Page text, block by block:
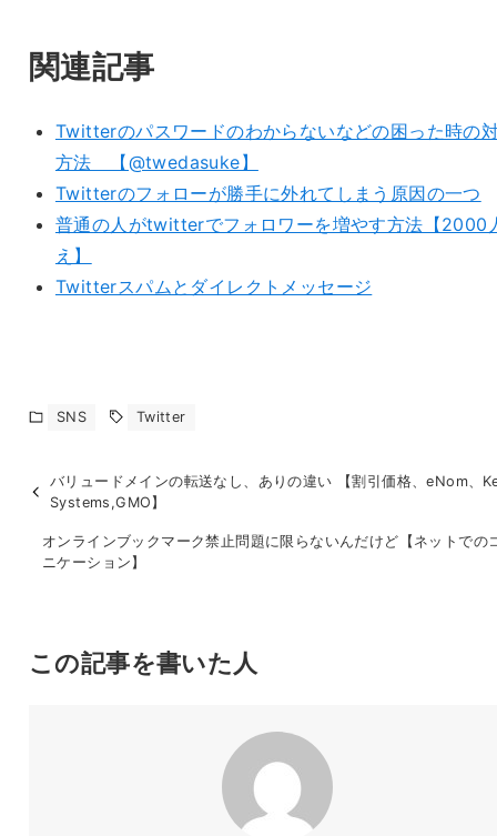
関連記事
Twitterのパスワードのわからないなどの困った時の
方法 【@twedasuke】
Twitterのフォローが勝手に外れてしまう原因の一つ
普通の人がtwitterでフォロワーを増やす方法【2000
え】
Twitterスパムとダイレクトメッセージ
SNS Twitter
バリュードメインの転送なし、ありの違い 【割引価格、eNom、
Systems,GMO】
オンラインブックマーク禁止問題に限らないんだけど【ネットでの
ニケーション】
この記事を書いた人